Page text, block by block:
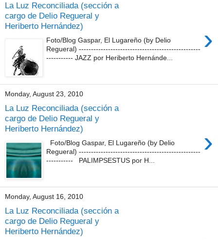
La Luz Reconciliada (sección a
cargo de Delio Regueral y
Heriberto Hernández)
›
Foto/Blog Gaspar, El Lugareño (by Delio
Regueral) --------------------------------------------------
----------- JAZZ por Heriberto Hernánde...
Monday, August 23, 2010
La Luz Reconciliada (sección a
cargo de Delio Regueral y
Heriberto Hernández)
›
Foto/Blog Gaspar, El Lugareño (by Delio
Regueral) --------------------------------------------------
----------- PALIMPSESTUS por H...
Monday, August 16, 2010
La Luz Reconciliada (sección a
cargo de Delio Regueral y
Heriberto Hernández)